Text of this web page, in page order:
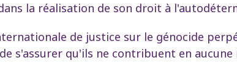
la réalisation de son droit à
de justice sur le génocide
s'assurer qu'ils ne contribuent en aucune